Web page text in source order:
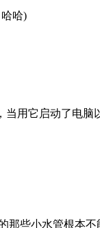
哈)
用它启动了电脑
些小水管根本